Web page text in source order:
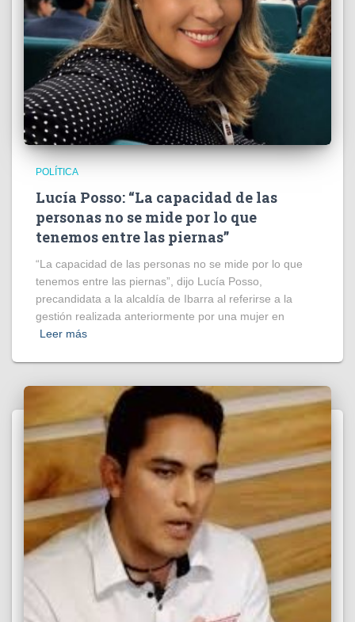
POLÍTICA
Lucía Posso: “La capacidad de las
personas no se mide por lo que
tenemos entre las piernas”
“La capacidad de las personas no se mide por lo que
tenemos entre las piernas”, dijo Lucía Posso,
precandidata a la alcaldía de Ibarra al referirse a la
gestión realizada anteriormente por una mujer en
Leer más